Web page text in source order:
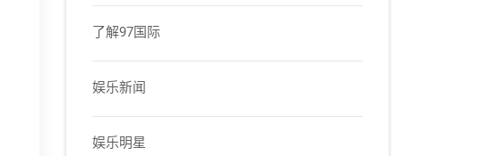
了解97国际
娱乐新闻
娱乐明星